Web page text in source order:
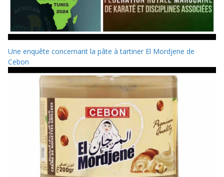
Une enquête concernant la pâte à tartiner El Mordjene de
Cebon